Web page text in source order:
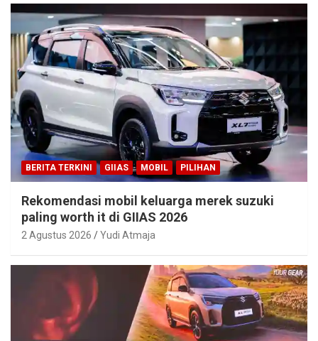
BERITA TERKINI GIIAS MOBIL PILIHAN
Rekomendasi mobil keluarga merek suzuki
paling worth it di GIIAS 2026
2 Agustus 2026 Yudi Atmaja